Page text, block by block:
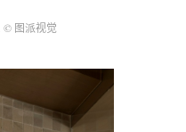
© 图派视觉